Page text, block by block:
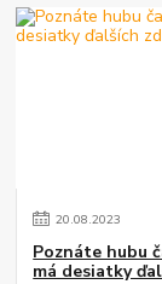
20.08.2023
Poznáte hubu
má desiatky